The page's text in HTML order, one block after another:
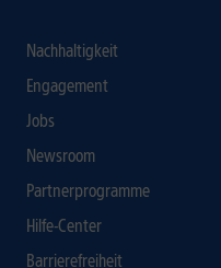
Nachhaltigkeit
Engagement
Jobs
Newsroom
Partnerprogramme
Hilfe-Center
Barrierefreiheit